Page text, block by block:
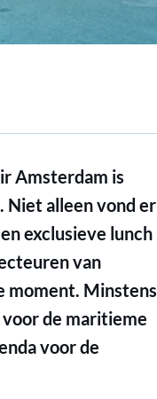
Amsterdam is
Niet alleen vond er
exclusieve lunch
van
moment. Minstens
de maritieme
voor de